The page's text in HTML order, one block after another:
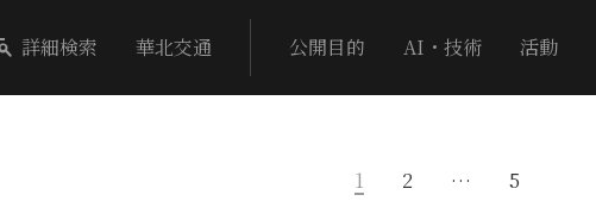
詳細検索 華北交通 公開目的 AI・技術 活動
1 2 … 5